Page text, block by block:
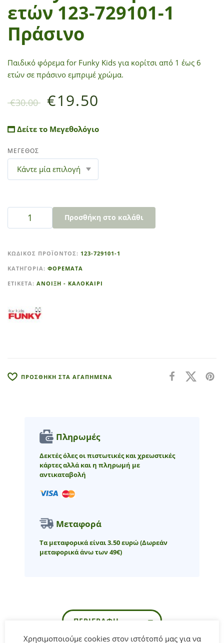
ετών 123-729101-1
Πράσινο
Παιδικό φόρεμα for Funky Kids για κορίτσι από 1 έως 6
ετών σε πράσινο εμπριμέ χρώμα.
€30.00 €19.50
Δείτε το Μεγεθολόγιο
ΜΕΓΕΘΟΣ
Προσθήκη στο καλάθι
t
e
r
t
ΚΩΔΙΚΌΣ ΠΡΟΪΌΝΤΟΣ: 123-729101-1
ΚΑΤΗΓΟΡΊΑ: ΦΟΡΕΜΑΤΑ
ΕΤΙΚΈΤΑ: ΑΝΟΙΞΗ - ΚΑΛΟΚΑΙΡΙ
ΠΡΟΣΘΗΚΗ ΣΤΑ ΑΓΑΠΗΜΕΝΑ
Πληρωμές
Δεκτές όλες οι πιστωτικές και χρεωστικές
κάρτες αλλά και η πληρωμή με
αντικαταβολή
Μεταφορά
Τα μεταφορικά είναι 3.50 ευρώ(Δωρεάν
μεταφορικά άνω των 49€)
ΠΕΡΙΓΡΑΦΉ
Χρησιμοποιούμε cookies στον ιστότοπό μας για να